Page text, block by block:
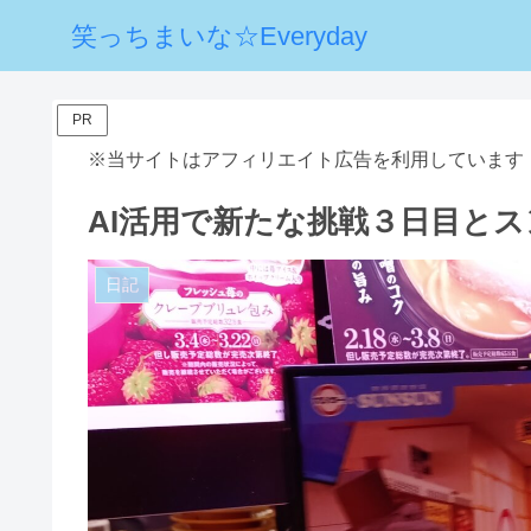
笑っちまいな☆Everyday
PR
※当サイトはアフィリエイト広告を利用しています
AI活用で新たな挑戦３日目と
日記